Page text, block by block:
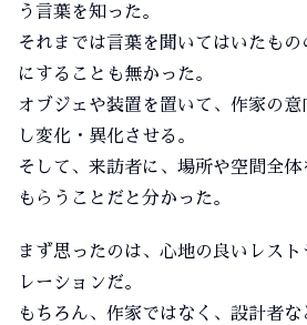
う言葉を知った。
それまでは言葉を聞いてはいたも
にすることも無かった。
オブジェや装置を置いて、作家の
し変化・異化させる。
そして、来訪者に、場所や空間全
もらうことだと分かった。
まず思ったのは、心地の良いレス
レーションだ。
もちろん、作家ではなく、設計者